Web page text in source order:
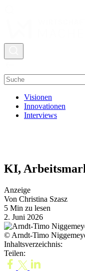
Visionen
Innovationen
Interviews
KI,
Anzeige
Von Christina Szasz
5 Min zu lesen
2. Juni 2026
© Arndt-Timo
Inhaltsverzeichnis:
Teilen: